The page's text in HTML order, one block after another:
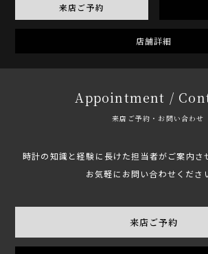
来店ご予約
店舗詳細
Appointment /
来店ご予約・お問い合わせ
時計の知識と経験に長けた担当者がご案内さ
お気軽にお問い合わせくださ
来店ご予約